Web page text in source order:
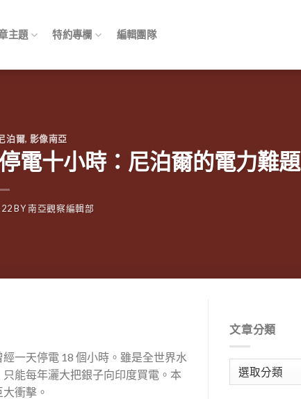
主題 特約專欄 編輯團隊
泊爾, 影像南亞
電十小時：尼泊爾的電力難題
BY南亞觀察編輯部
一天停電 18 個小時。雖是全世界水
能每年灑大把銀子向印度買電。本
衝擊。
文章分類
章